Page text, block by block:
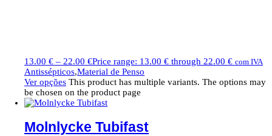
13.00 € – 22.00 €Price range: 13.00 € through 22.00 € com IVA
Antissépticos,Material de Penso
Ver opções This product has multiple variants. The options may
be chosen on the product page
Molnlycke Tubifast